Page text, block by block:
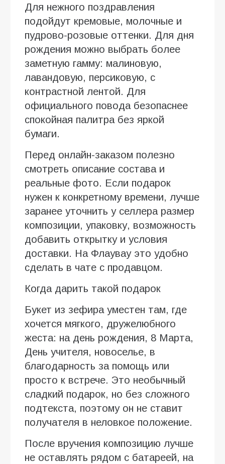
Для нежного поздравления
подойдут кремовые, молочные и
пудрово-розовые оттенки. Для дня
рождения можно выбрать более
заметную гамму: малиновую,
лавандовую, персиковую, с
контрастной лентой. Для
официального повода безопаснее
спокойная палитра без яркой
бумаги.
Перед онлайн-заказом полезно
смотреть описание состава и
реальные фото. Если подарок
нужен к конкретному времени, лучше
заранее уточнить у селлера размер
композиции, упаковку, возможность
добавить открытку и условия
доставки. На Флаувау это удобно
сделать в чате с продавцом.
Когда дарить такой подарок
Букет из зефира уместен там, где
хочется мягкого, дружелюбного
жеста: на день рождения, 8 Марта,
День учителя, новоселье, в
благодарность за помощь или
просто к встрече. Это необычный
сладкий подарок, но без сложного
подтекста, поэтому он не ставит
получателя в неловкое положение.
После вручения композицию лучше
не оставлять рядом с батареей, на